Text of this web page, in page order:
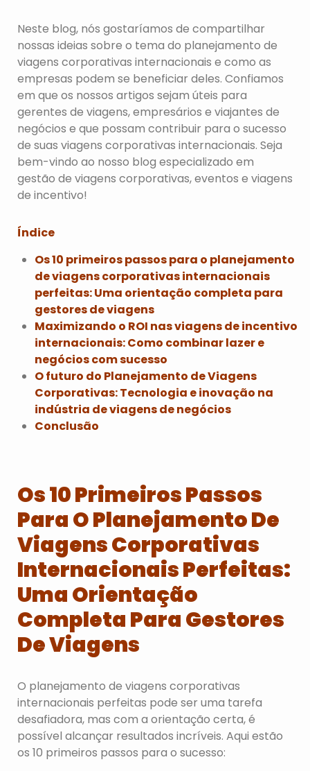
Neste blog, nós gostaríamos de compartilhar
nossas ideias sobre o tema do planejamento de
viagens corporativas internacionais e como as
empresas podem se beneficiar deles. Confiamos
em que os nossos artigos sejam úteis para
gerentes de viagens, empresários e viajantes de
negócios e que possam contribuir para o sucesso
de suas viagens corporativas internacionais. Seja
bem-vindo ao nosso blog especializado em
gestão de viagens corporativas, eventos e viagens
de incentivo!
Índice
Os 10 primeiros passos para o planejamento
de viagens corporativas internacionais
perfeitas: Uma orientação completa para
gestores de viagens
Maximizando o ROI nas viagens de incentivo
internacionais: Como combinar lazer e
negócios com sucesso
O futuro do Planejamento de Viagens
Corporativas: Tecnologia e inovação na
indústria de viagens de negócios
Conclusão
Os 10 Primeiros Passos
Para O Planejamento De
Viagens Corporativas
Internacionais Perfeitas:
Uma Orientação
Completa Para Gestores
De Viagens
O planejamento de viagens corporativas
internacionais perfeitas pode ser uma tarefa
desafiadora, mas com a orientação certa, é
possível alcançar resultados incríveis. Aqui estão
os 10 primeiros passos para o sucesso: